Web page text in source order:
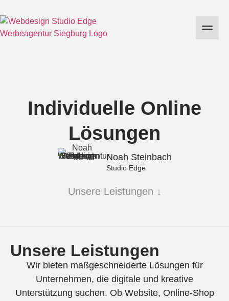
Individuelle Online
Lösungen
Noah Steinbach
Studio Edge
Unsere Leistungen ↓
Unsere Leistungen
Wir bieten maßgeschneiderte Lösungen für
Unternehmen, die digitale und kreative
Unterstützung suchen. Ob Website, Online-Shop